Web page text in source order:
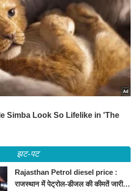
झट-पट
Rajasthan Petrol diesel price :
राजस्थान में पेट्रोल-डीजल की कीमतें जारी,